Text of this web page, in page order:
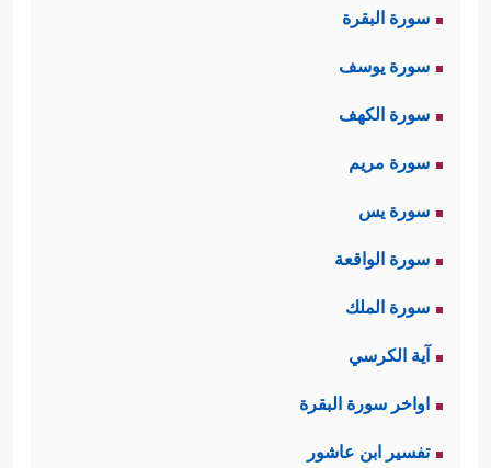
سورة البقرة
سورة يوسف
سورة الكهف
سورة مريم
سورة يس
سورة الواقعة
سورة الملك
آية الكرسي
اواخر سورة البقرة
تفسير ابن عاشور